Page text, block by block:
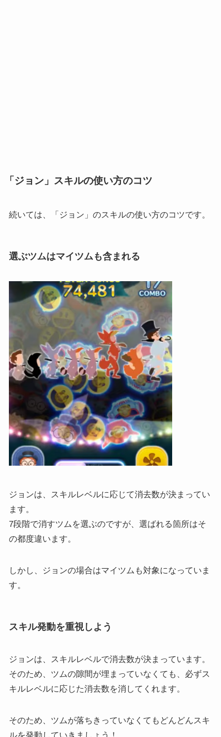
「ジョン」スキルの使い方のコツ
続いては、「ジョン」のスキルの使い方のコツです。
選ぶツムはマイツムも含まれる
ジョンは、スキルレベルに応じて消去数が決まってい
ます。
7段階で消すツムを選ぶのですが、選ばれる箇所はそ
の都度違います。
しかし、ジョンの場合はマイツムも対象になっていま
す。
スキル発動を重視しよう
ジョンは、スキルレベルで消去数が決まっています。
そのため、ツムの隙間が埋まっていなくても、必ずス
キルレベルに応じた消去数を消してくれます。
そのため、ツムが落ちきっていなくてもどんどんスキ
ルを発動していきましょう！